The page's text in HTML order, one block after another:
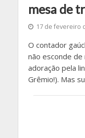
mesa de
17 de fevereiro
O contador
não esconde de
adoração pela
Grêmio!). Mas